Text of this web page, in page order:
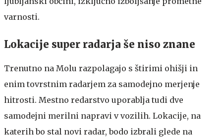
varnosti.
Lokacije super radarja še niso znane
Trenutno na Molu razpolagajo s štirimi ohišji in
enim tovrstnim radarjem za samodejno merjenje
hitrosti. Mestno redarstvo uporablja tudi dve
samodejni merilni napravi v vozilih. Lokacije, na
katerih bo stal novi radar, bodo izbrali glede na